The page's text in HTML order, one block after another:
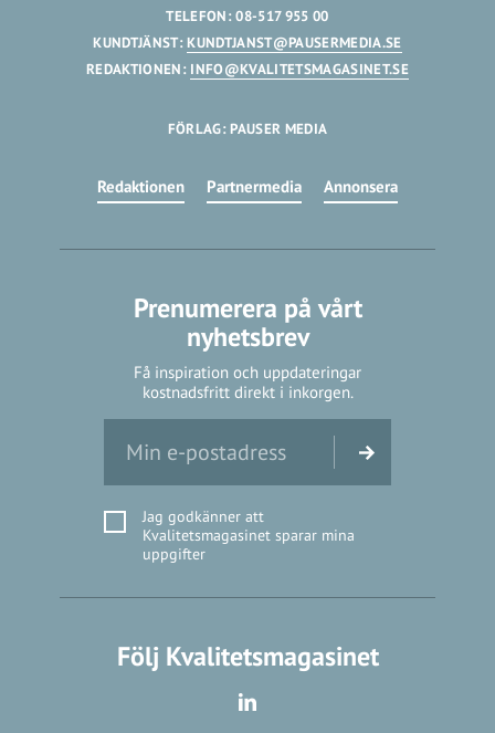
TELEFON: 08-517 955 00
KUNDTJÄNST:KUNDTJANST@PAUSERMEDIA.SE
REDAKTIONEN: INFO@KVALITETSMAGASINET.SE
FÖRLAG: PAUSER MEDIA
Redaktionen Partnermedia Annonsera
Prenumerera på vårt
nyhetsbrev
Få inspiration och uppdateringar
kostnadsfritt direkt i inkorgen.
Jag godkänner att
Kvalitetsmagasinet sparar mina
uppgifter
Följ Kvalitetsmagasinet